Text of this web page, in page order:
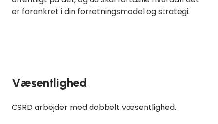
er forankret i din forretningsmodel og strategi.
Væsentlighed
CSRD arbejder med dobbelt væsentlighed.